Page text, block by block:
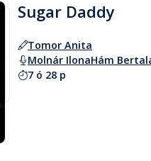
Sugar Daddy
Tomor Anita
Molnár IlonaHám
7 ó 28 p